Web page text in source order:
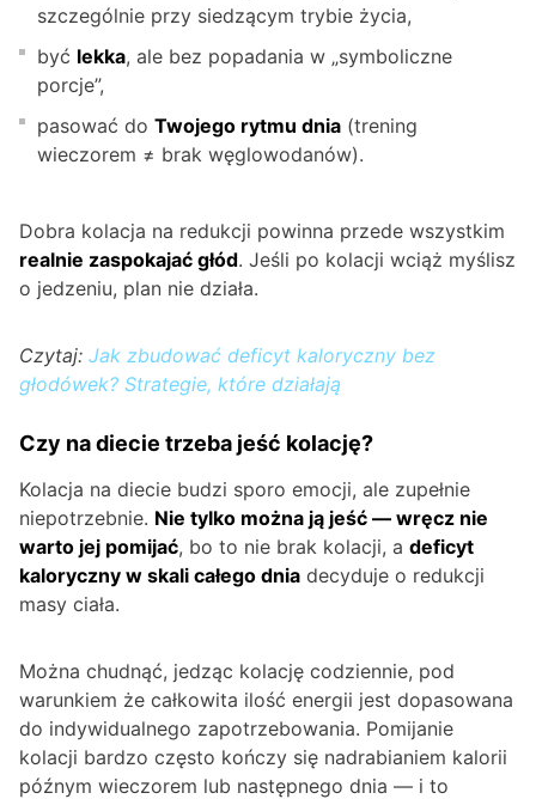
szczególnie przy siedzącym trybie życia,
być lekka, ale bez popadania w „symboliczne
porcje”,
pasować do Twojego rytmu dnia (trening
wieczorem ≠ brak węglowodanów).
Dobra kolacja na redukcji powinna przede wszystkim
realnie zaspokajać głód. Jeśli po kolacji wciąż myślisz
o jedzeniu, plan nie działa.
Czytaj: Jak zbudować deficyt kaloryczny bez
głodówek? Strategie, które działają
Czy na diecie trzeba jeść kolację?
Kolacja na diecie budzi sporo emocji, ale zupełnie
niepotrzebnie. Nie tylko można ją jeść — wręcz nie
warto jej pomijać, bo to nie brak kolacji, a deficyt
kaloryczny w skali całego dnia decyduje o redukcji
masy ciała.
Można chudnąć, jedząc kolację codziennie, pod
warunkiem że całkowita ilość energii jest dopasowana
do indywidualnego zapotrzebowania. Pomijanie
kolacji bardzo często kończy się nadrabianiem kalorii
późnym wieczorem lub następnego dnia — i to